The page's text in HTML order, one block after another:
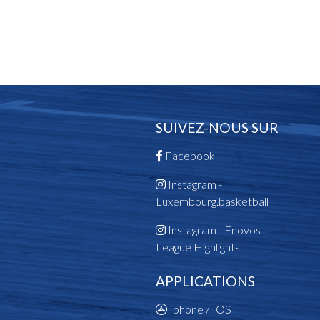
Vainqueur Coupe des Filles Scolaires
Champion des Cadets
Champion des Scolaires
Champion des Filles Scolaires
Vainqueur Coupe des Jeunes
Champion des Dames
Vainqueur Coupe de l Avenir
Vainqueur Coupe des Filles Scolaires
Champion des Scolaires
2001
Vainqueur Coupe du Mini-Basket
SUIVEZ-NOUS SUR
Facebook
Instagram -
Luxembourg.basketball
Instagram - Enovos
League Highlights
APPLICATIONS
Iphone / IOS